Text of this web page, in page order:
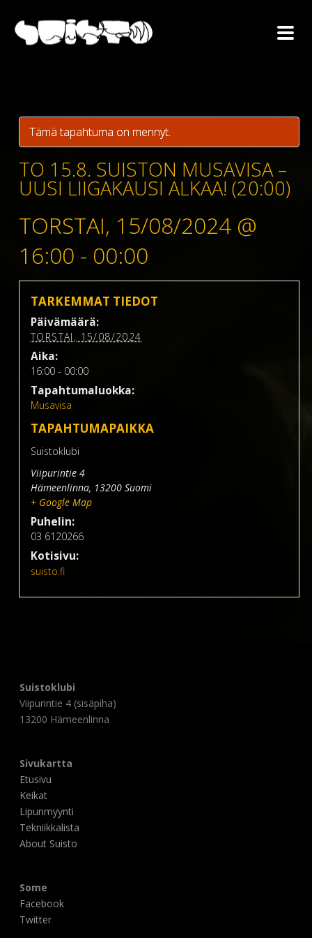
Tämä tapahtuma on mennyt.
TO 15.8. SUISTON MUSAVISA –
UUSI LIIGAKAUSI ALKAA! (20:00)
TORSTAI, 15/08/2024 @
16:00 - 00:00
TARKEMMAT TIEDOT
Päivämäärä:
TORSTAI, 15/08/2024
Aika:
16:00 - 00:00
Tapahtumaluokka:
Musavisa
TAPAHTUMAPAIKKA
Suistoklubi
Viipurintie 4
Hämeenlinna, 13200 Suomi
+ Google Map
Puhelin:
03 6120266
Kotisivu:
suisto.fi
Suistoklubi
Viipurintie 4 (sisäpiha)
13200 Hämeenlinna
Sivukartta
Etusivu
Keikat
Lipunmyynti
Tekniikkalista
About Suisto
Some
Facebook
Twitter